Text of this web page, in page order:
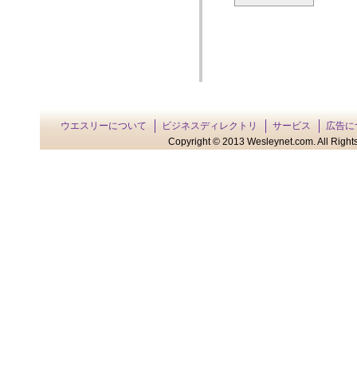
ウエスリーについて ビジネスディレクトリ サービス
広告に
Copyright © 2013 Wesleynet.com. All